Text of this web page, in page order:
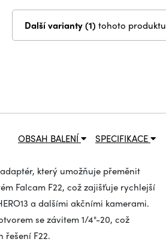
Další varianty (1) tohoto produktu
SPECIFIKACE
OBSAH BALENÍ
který umožňuje přeměnit
Falcam F22, což zajišťuje rychlejší
a dalšími akčními kamerami.
se závitem 1/4"-20, což
řešení F22.